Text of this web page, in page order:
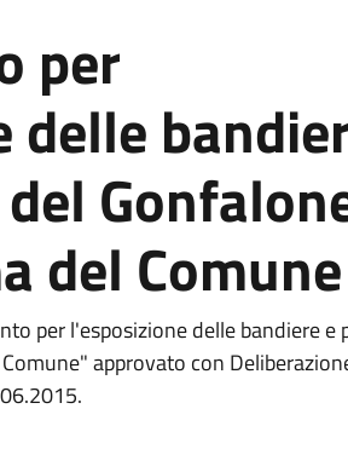
per
del Comune
per l'esposizione delle bandiere e
approvato con